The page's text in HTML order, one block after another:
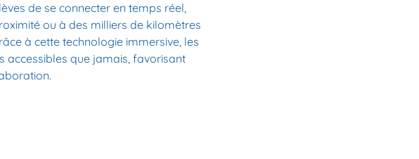
de se connecter en temps réel,
ou à des milliers de kilomètres
à cette technologie immersive, les
accessibles que jamais, favorisant